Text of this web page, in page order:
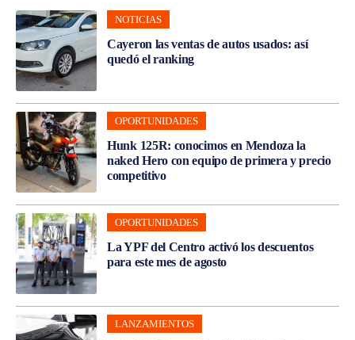
NOTICIAS
Cayeron las ventas de autos usados: así
quedó el ranking
OPORTUNIDADES
Hunk 125R: conocimos en Mendoza la
naked Hero con equipo de primera y precio
competitivo
OPORTUNIDADES
La YPF del Centro activó los descuentos
para este mes de agosto
LANZAMIENTOS